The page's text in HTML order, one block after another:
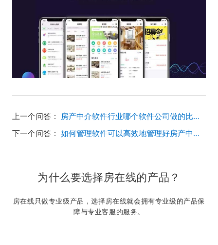
上一个问答：
房产中介软件行业哪个软件公司做的比较好？
下一个问答：
如何管理软件可以高效地管理好房产中介门店？
为什么要选择房在线的产品？
房在线只做专业级产品，选择房在线就会拥有专业级的产品保
障与专业客服的服务。